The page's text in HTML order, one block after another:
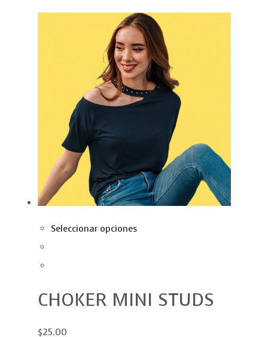
Seleccionar opciones
CHOKER MINI STUDS
$25.00